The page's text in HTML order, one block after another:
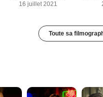
16 juillet 2021
Toute sa